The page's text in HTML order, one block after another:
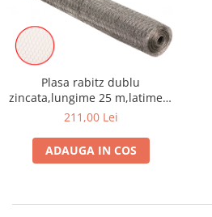
Compresoare
Scule si accesorii pneumatice
Scule electrice
Bormasini
Aparate de sudura
Aeroterme si tunuri de caldura
Aspiratoare profesionale
Capsatoare electrice
Ciocane rotopercutoare
Plasa rabitz dublu
zincata,lungime 25 m,latime 1
m,grosime 0.80 mm
211,00 Lei
ADAUGA IN COS